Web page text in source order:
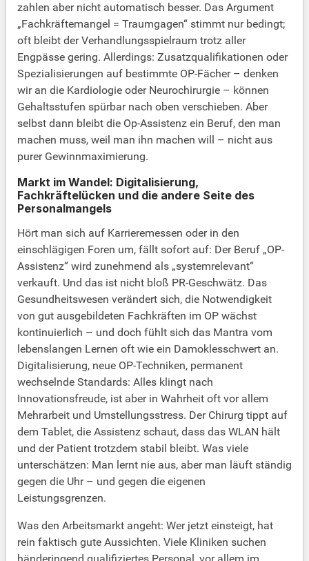
zahlen aber nicht automatisch besser. Das Argument
„Fachkräftemangel = Traumgagen“ stimmt nur bedingt;
oft bleibt der Verhandlungsspielraum trotz aller
Engpässe gering. Allerdings: Zusatzqualifikationen oder
Spezialisierungen auf bestimmte OP-Fächer – denken
wir an die Kardiologie oder Neurochirurgie – können
Gehaltsstufen spürbar nach oben verschieben. Aber
selbst dann bleibt die Op-Assistenz ein Beruf, den man
machen muss, weil man ihn machen will – nicht aus
purer Gewinnmaximierung.
Markt im Wandel: Digitalisierung,
Fachkräftelücken und die andere Seite des
Personalmangels
Hört man sich auf Karrieremessen oder in den
einschlägigen Foren um, fällt sofort auf: Der Beruf „OP-
Assistenz“ wird zunehmend als „systemrelevant“
verkauft. Und das ist nicht bloß PR-Geschwätz. Das
Gesundheitswesen verändert sich, die Notwendigkeit
von gut ausgebildeten Fachkräften im OP wächst
kontinuierlich – und doch fühlt sich das Mantra vom
lebenslangen Lernen oft wie ein Damoklesschwert an.
Digitalisierung, neue OP-Techniken, permanent
wechselnde Standards: Alles klingt nach
Innovationsfreude, ist aber in Wahrheit oft vor allem
Mehrarbeit und Umstellungsstress. Der Chirurg tippt auf
dem Tablet, die Assistenz schaut, dass das WLAN hält
und der Patient trotzdem stabil bleibt. Was viele
unterschätzen: Man lernt nie aus, aber man läuft ständig
gegen die Uhr – und gegen die eigenen
Leistungsgrenzen.
Was den Arbeitsmarkt angeht: Wer jetzt einsteigt, hat
rein faktisch gute Aussichten. Viele Kliniken suchen